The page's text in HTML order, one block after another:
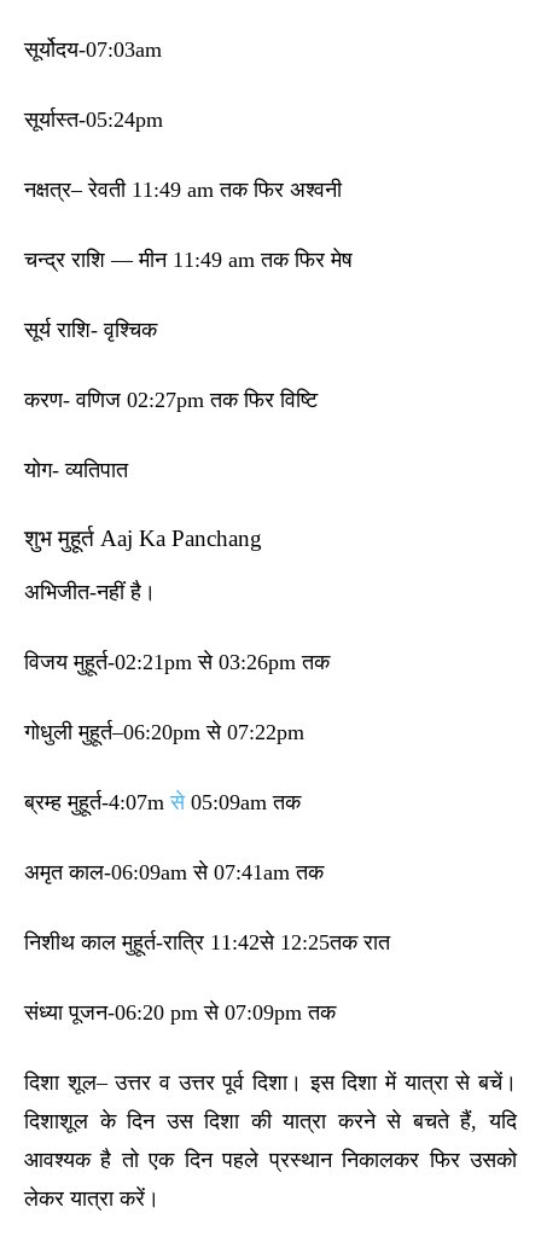
सूर्योदय-07:03am
सूर्यास्त-05:24pm
नक्षत्र– रेवती 11:49 am तक फिर अश्वनी
चन्द्र राशि — मीन 11:49 am तक फिर मेष
सूर्य राशि- वृश्चिक
करण- वणिज 02:27pm तक फिर विष्टि
योग- व्यतिपात
शुभ मुहूर्त Aaj Ka Panchang
अभिजीत-नहीं है।
विजय मुहूर्त-02:21pm से 03:26pm तक
गोधुली मुहूर्त–06:20pm से 07:22pm
ब्रम्ह मुहूर्त-4:07mसे05:09am तक
अमृत काल-06:09am से 07:41am तक
निशीथ काल मुहूर्त-रात्रि 11:42से 12:25तक रात
संध्या पूजन-06:20 pm से 07:09pm तक
दिशा शूल– उत्तर व उत्तर पूर्व दिशा। इस दिशा में यात्रा से बचें।
दिशाशूल के दिन उस दिशा की यात्रा करने से बचते हैं, यदि
आवश्यक है तो एक दिन पहले प्रस्थान निकालकर फिर उसको
लेकर यात्रा करें।